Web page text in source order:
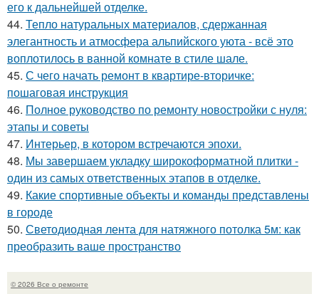
его к дальнейшей отделке.
44. Тепло натуральных материалов, сдержанная
элегантность и атмосфера альпийского уюта - всё это
воплотилось в ванной комнате в стиле шале.
45. С чего начать ремонт в квартире-вторичке:
пошаговая инструкция
46. Полное руководство по ремонту новостройки с нуля:
этапы и советы
47. Интерьер, в котором встречаются эпохи.
48. Мы завершаем укладку широкоформатной плитки -
один из самых ответственных этапов в отделке.
49. Какие спортивные объекты и команды представлены
в городе
50. Светодиодная лента для натяжного потолка 5м: как
преобразить ваше пространство
© 2026 Все о ремонте